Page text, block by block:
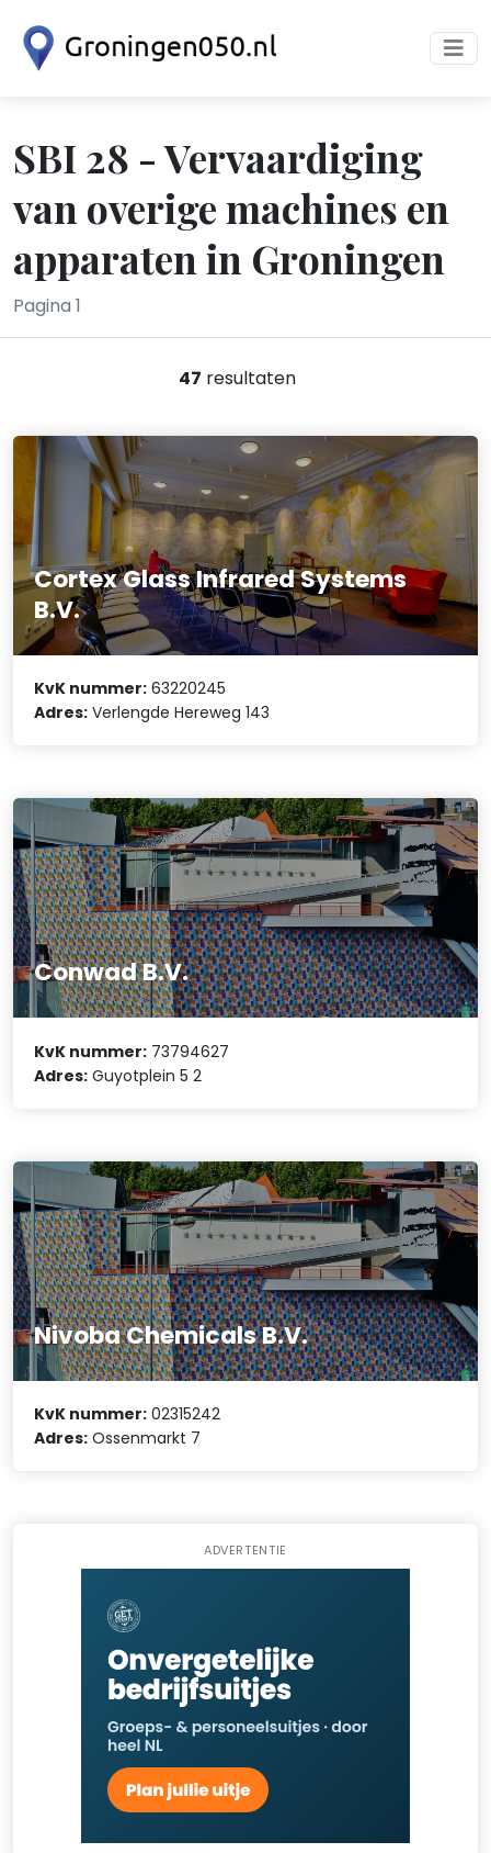
SBI 28 - Vervaardiging
van overige machines en
apparaten in Groningen
Pagina 1
47 resultaten
Cortex Glass Infrared Systems
B.V.
KvK nummer: 63220245
Adres: Verlengde Hereweg 143
Conwad B.V.
KvK nummer: 73794627
Adres: Guyotplein 5 2
Nivoba Chemicals B.V.
KvK nummer: 02315242
Adres: Ossenmarkt 7
ADVERTENTIE